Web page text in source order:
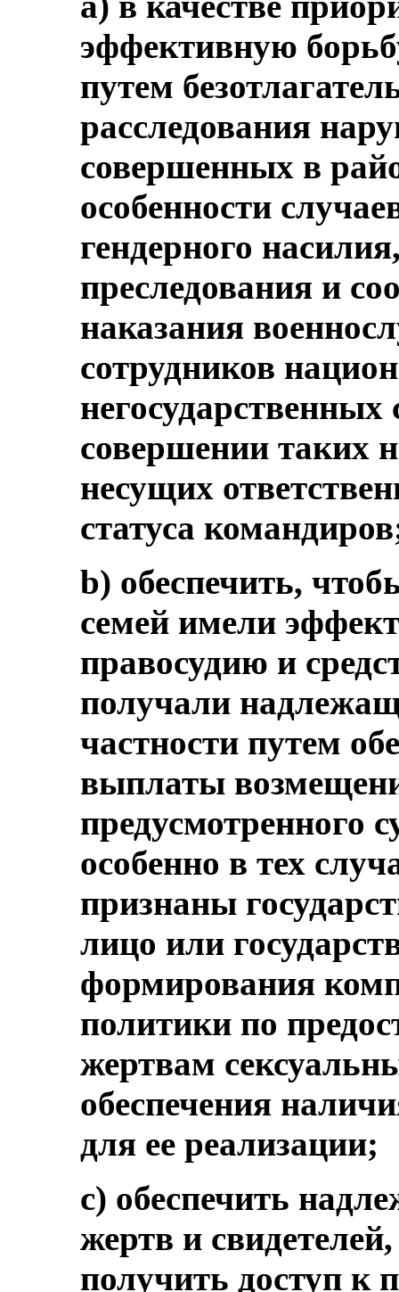
эффективную
путем
расследования
совершенных в
особенности
гендерного
преследования и
наказания
сотрудников
совершении таких
несущих
статуса
b) обеспечить,
семей имели
правосудию и
получали
частности путем
выплаты
предусмотренного
особенно в тех
признаны
лицо или
формирования
политики по
жертвам
обеспечения
для ее реализации;
c) обеспечить
жертв и
получить доступ к